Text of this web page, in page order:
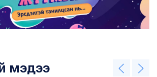
мэдээ